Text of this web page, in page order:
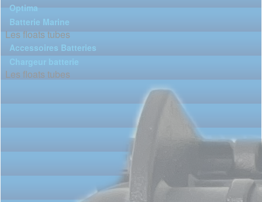
Optima
Batterie Marine
Les floats tubes
Accessoires Batteries
Chargeur batterie
Les floats tubes